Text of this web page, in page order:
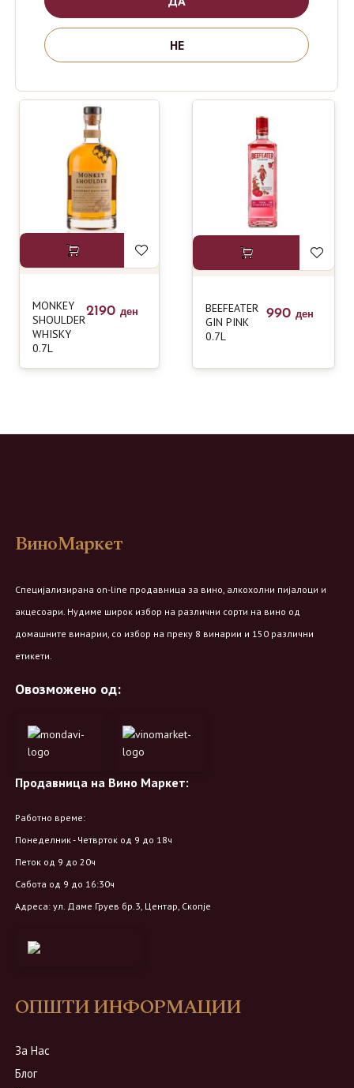
GIN 0.7L
BUSH IRISH
ден
MONKEY
SHOULDER
WHISKY
0.7L
2190 ден
BEEFEATER
GIN PINK
0.7L
990 ден
ВиноМаркет
Специјализирана on-line продавница за вино, алкохолни пијалоци и
акцесоари. Нудиме широк избор на различни сорти на вино од
домашните винарии, со избор на преку 8 винарии и 150 различни
етикети.
Овозможено од:
Продавница на Вино Маркет:
Работно време:
Понеделник - Четврток од 9 до 18ч
Петок од 9 до 20ч
Сабота од 9 до 16:30ч
Адреса: ул. Даме Груев бр.3, Центар, Скопје
ОПШТИ ИНФОРМАЦИИ
За Нас
Блог
НЕ